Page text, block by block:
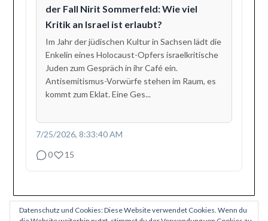
der Fall Nirit Sommerfeld: Wie viel
Kritik an Israel ist erlaubt?
Im Jahr der jüdischen Kultur in Sachsen lädt die
Enkelin eines Holocaust-Opfers israelkritische
Juden zum Gespräch in ihr Café ein.
Antisemitismus-Vorwürfe stehen im Raum, es
kommt zum Eklat. Eine Ges...
7/25/2026, 8:33:40 AM
0
15
Datenschutz und Cookies: Diese Website verwendet Cookies. Wenn du